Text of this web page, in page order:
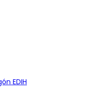
EDIH